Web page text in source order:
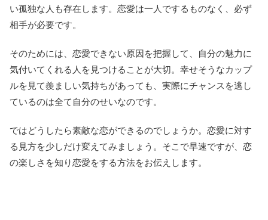
い孤独な人も存在します。恋愛は一人でするものなく、必ず
相手が必要です。
そのためには、恋愛できない原因を把握して、自分の魅力に
気付いてくれる人を見つけることが大切。幸せそうなカップ
ルを見て羨ましい気持ちがあっても、実際にチャンスを逃し
ているのは全て自分のせいなのです。
ではどうしたら素敵な恋ができるのでしょうか。恋愛に対す
る見方を少しだけ変えてみましょう。そこで早速ですが、恋
の楽しさを知り恋愛をする方法をお伝えします。